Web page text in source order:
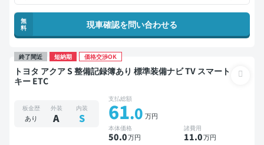
無
料
現車確認を問い合わせる
終了間近 短納期 価格交渉OK
トヨタ アクア S 整備記録簿あり 標準装備ナビ TV スマート
キー ETC
板金歴
あり
外装
A
内装
S
支払総額
61.0 万円
本体価格
50.0万円
諸費用
11.0万円